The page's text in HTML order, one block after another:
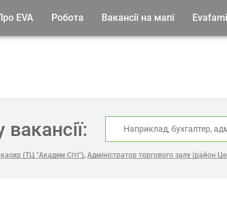
EVA Робота Вакансії на мапі
(ТЦ "Академ Сіті"), Адміністратор торгового залу (район